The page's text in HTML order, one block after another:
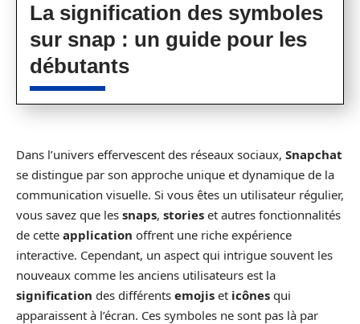
La signification des symboles
sur snap : un guide pour les
débutants
Dans l’univers effervescent des réseaux sociaux, Snapchat
se distingue par son approche unique et dynamique de la
communication visuelle. Si vous êtes un utilisateur régulier,
vous savez que les snaps, stories et autres fonctionnalités
de cette application offrent une riche expérience
interactive. Cependant, un aspect qui intrigue souvent les
nouveaux comme les anciens utilisateurs est la
signification des différents emojis et icônes qui
apparaissent à l’écran. Ces symboles ne sont pas là par